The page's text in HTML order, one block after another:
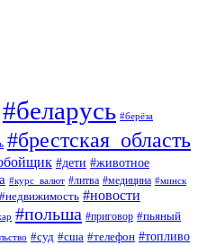
#беларусь #берёза
#брестская_область
#дети #животное
#курс_валют #литва #медицина #минск
#недвижимость #новости
#польша #приговор #пьяный
#суд #сша #телефон #топливо